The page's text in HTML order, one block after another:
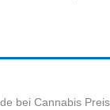
bei Cannabis